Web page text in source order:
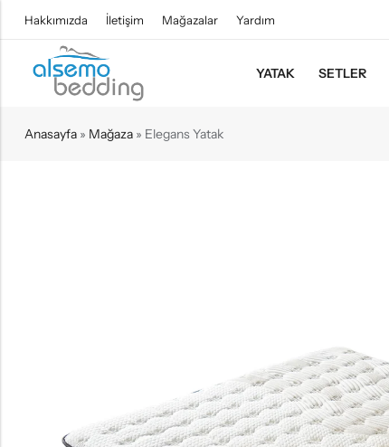
Hakkımızda İletişim Mağazalar Yardım
YATAK SETLER
Anasayfa » Mağaza » Elegans Yatak